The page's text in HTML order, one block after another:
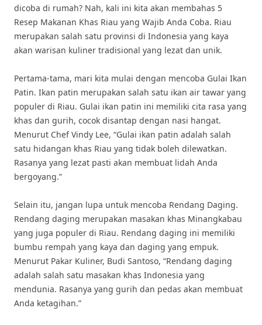
dicoba di rumah? Nah, kali ini kita akan membahas 5
Resep Makanan Khas Riau yang Wajib Anda Coba. Riau
merupakan salah satu provinsi di Indonesia yang kaya
akan warisan kuliner tradisional yang lezat dan unik.
Pertama-tama, mari kita mulai dengan mencoba Gulai Ikan
Patin. Ikan patin merupakan salah satu ikan air tawar yang
populer di Riau. Gulai ikan patin ini memiliki cita rasa yang
khas dan gurih, cocok disantap dengan nasi hangat.
Menurut Chef Vindy Lee, “Gulai ikan patin adalah salah
satu hidangan khas Riau yang tidak boleh dilewatkan.
Rasanya yang lezat pasti akan membuat lidah Anda
bergoyang.”
Selain itu, jangan lupa untuk mencoba Rendang Daging.
Rendang daging merupakan masakan khas Minangkabau
yang juga populer di Riau. Rendang daging ini memiliki
bumbu rempah yang kaya dan daging yang empuk.
Menurut Pakar Kuliner, Budi Santoso, “Rendang daging
adalah salah satu masakan khas Indonesia yang
mendunia. Rasanya yang gurih dan pedas akan membuat
Anda ketagihan.”